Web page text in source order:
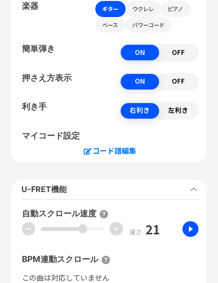
楽器 ギター ウクレレ ピアノ
ベース パワーコード
簡単弾き ON OFF
押さえ方表示 ON OFF
利き手 右利き 左利き
マイコード設定
コード譜編集
U-FRET機能
自動スクロール速度
ー + 速さ 21
BPM連動スクロール
この曲は対応していません